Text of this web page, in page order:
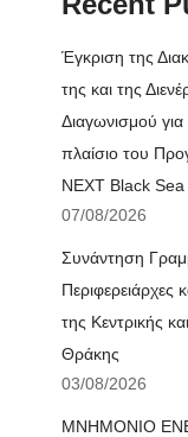
Έγκριση της
της και της
Διαγωνισμού
πλαίσιο του
NEXT Black Sea
07/08/2026
Συνάντηση
της Κεντρικής
Θράκης
03/08/2026
ΜΝΗΜΟΝΙΟ